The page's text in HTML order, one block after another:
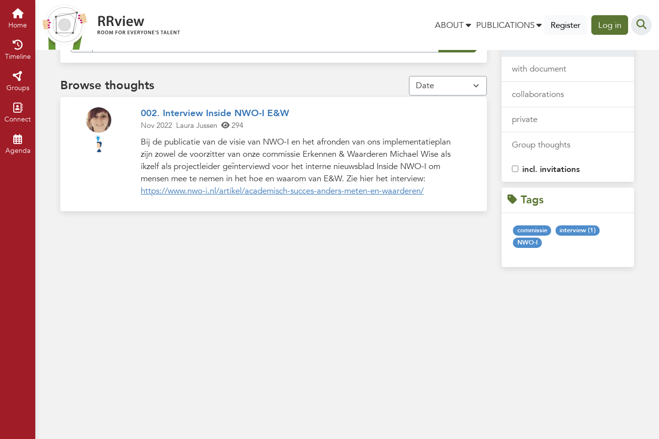
ABOUT PUBLICATIONS Register Log in
Home
Timeline
Groups
Connect
Agenda
Find in my thoughts
Browse thoughts
002. Interview Inside NWO-I E&W
Nov 2022 Laura Jussen 294
Bij de publicatie van de visie van NWO-I en het afronden van ons implementatieplan
zijn zowel de voorzitter van onze commissie Erkennen & Waarderen Michael Wise als
ikzelf als projectleider geïnterviewd voor het interne nieuwsblad Inside NWO-I om
mensen mee te nemen in het hoe en waarom van E&W. Zie hier het interview:
https://www.nwo-i.nl/artikel/academisch-succes-anders-meten-en-waarderen/
Thoughts
with document
collaborations
private
Group thoughts
incl. invitations
Tags
commissie
interview (1)
NWO-I